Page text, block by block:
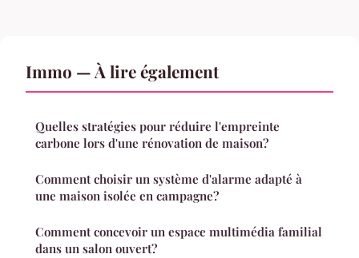
Immo — À lire également
Quelles stratégies pour réduire l'empreinte
carbone lors d'une rénovation de maison?
Comment choisir un système d'alarme adapté à
une maison isolée en campagne?
Comment concevoir un espace multimédia familial
dans un salon ouvert?